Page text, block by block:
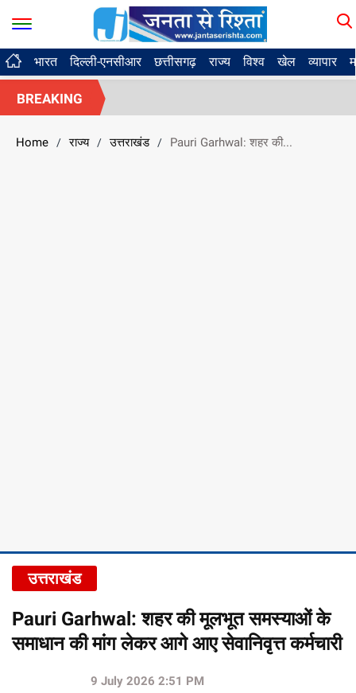
भारत दिल्ली-एनसीआर छत्तीसगढ़ राज्य विश्व खेल व्यापार
BREAKING
Home / राज्य / उत्तराखंड / Pauri Garhwal: शहर की...
उत्तराखंड
Pauri Garhwal: शहर की मूलभूत समस्याओं के
समाधान की मांग लेकर आगे आए सेवानिवृत्त कर्मचारी
9 July 2026 2:51 PM